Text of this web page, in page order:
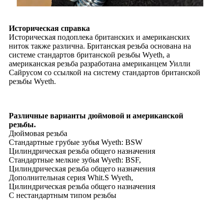
Историческая справка
Историческая подоплека британских и американских
ниток также различна. Британская резьба основана на
системе стандартов британской резьбы Wyeth, а
американская резьба разработана американцем Уилли
Сайрусом со ссылкой на систему стандартов британской
резьбы Wyeth.
Различные варианты дюймовой и американской
резьбы.
Дюймовая резьба
Стандартные грубые зубья Wyeth: BSW
Цилиндрическая резьба общего назначения
Стандартные мелкие зубья Wyeth: BSF,
Цилиндрическая резьба общего назначения
Дополнительная серия Whit.S Wyeth,
Цилиндрическая резьба общего назначения
С нестандартным типом резьбы